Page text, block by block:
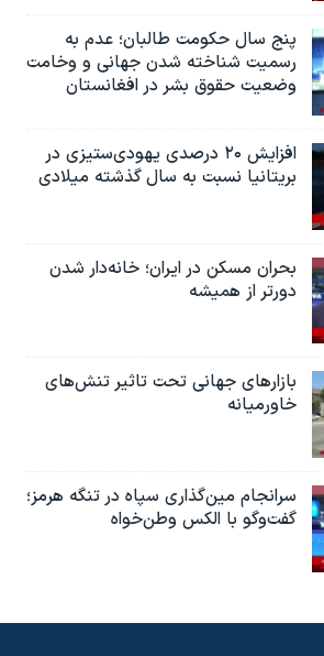
پنج سال حکومت طالبان؛ عدم به
رسمیت شناخته شدن جهانی و وخامت
وضعیت حقوق بشر در افغانستان
افزایش ۲۰ درصدی یهودی‌ستیزی در
بریتانیا نسبت به سال گذشته میلادی
بحران مسکن در ایران؛ خانه‌دار شدن
دورتر از همیشه
بازارهای جهانی تحت تاثیر تنش‌های
خاورمیانه
سرانجام مین‌گذاری‌ سپاه در تنگه هرمز؛
گفت‌وگو با الکس وطن‌خواه